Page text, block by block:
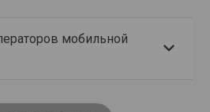
мобильной